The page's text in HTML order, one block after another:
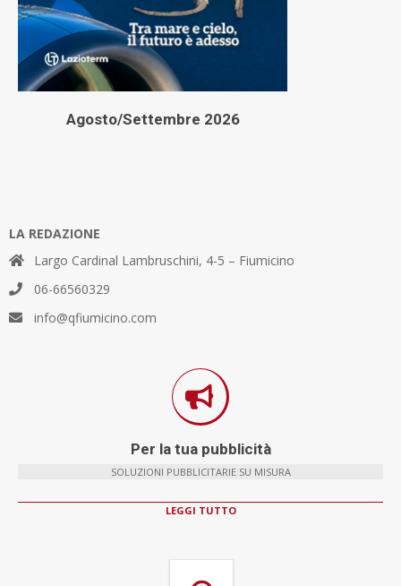
Agosto/Settembre 2026
LA REDAZIONE
Largo Cardinal Lambruschini, 4-5 – Fiumicino
06-66560329
info@qfiumicino.com
Per la tua pubblicità
SOLUZIONI PUBBLICITARIE SU MISURA
LEGGI TUTTO